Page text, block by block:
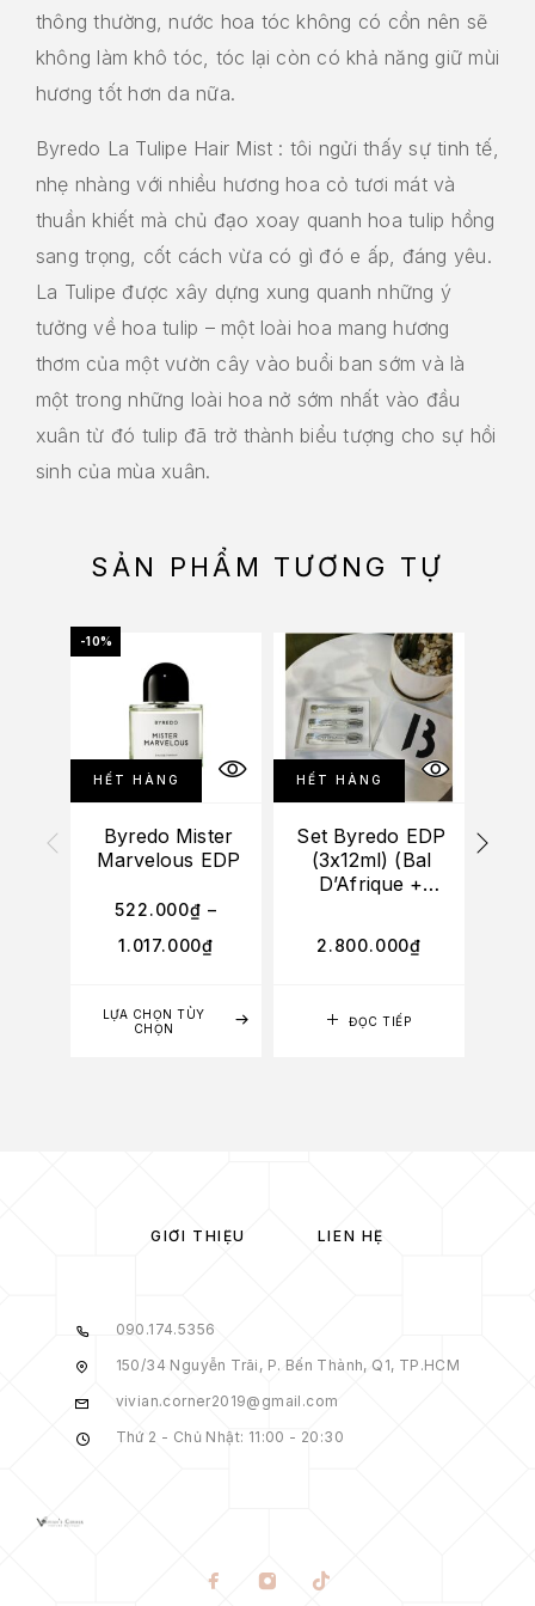
thông thường, nước hoa tóc không có cồn nên sẽ
không làm khô tóc, tóc lại còn có khả năng giữ mùi
hương tốt hơn da nữa.
Byredo La Tulipe Hair Mist : tôi ngửi thấy sự tinh tế,
nhẹ nhàng với nhiều hương hoa cỏ tươi mát và
thuần khiết mà chủ đạo xoay quanh hoa tulip hồng
sang trọng, cốt cách vừa có gì đó e ấp, đáng yêu.
La Tulipe được xây dựng xung quanh những ý
tưởng về hoa tulip – một loài hoa mang hương
thơm của một vườn cây vào buổi ban sớm và là
một trong những loài hoa nở sớm nhất vào đầu
xuân từ đó tulip đã trở thành biểu tượng cho sự hồi
sinh của mùa xuân.
SẢN PHẨM TƯƠNG TỰ
-10%
HẾT HÀNG
LỰA CHỌN TÙY
CHỌN
Byredo Mister
Marvelous EDP
522.000₫ –
1.017.000₫
HẾT HÀNG
ĐỌC TIẾP
Set Byredo EDP
(3x12ml) (Bal
D’Afrique +
2.800.000₫
GIỚI THIỆU LIÊN HỆ
090.174.5356
150/34 Nguyễn Trãi, P. Bến Thành, Q1, TP.HCM
vivian.corner2019@gmail.com
Thứ 2 - Chủ Nhật: 11:00 - 20:30